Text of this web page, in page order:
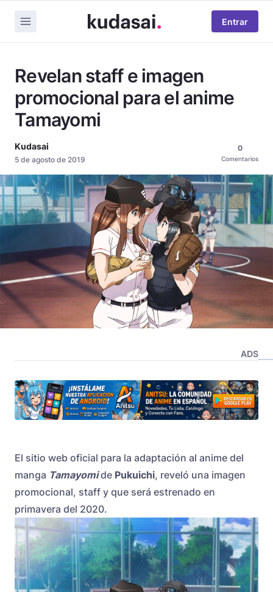
Entrar
Revelan staff e imagen
promocional para el anime
Tamayomi
Kudasai
5 de agosto de 2019
0
Comentarios
ADS
El sitio web oficial para la adaptación al anime del
manga Tamayomide Pukuichi, reveló una imagen
promocional, staff y que será estrenado en
primavera del 2020.